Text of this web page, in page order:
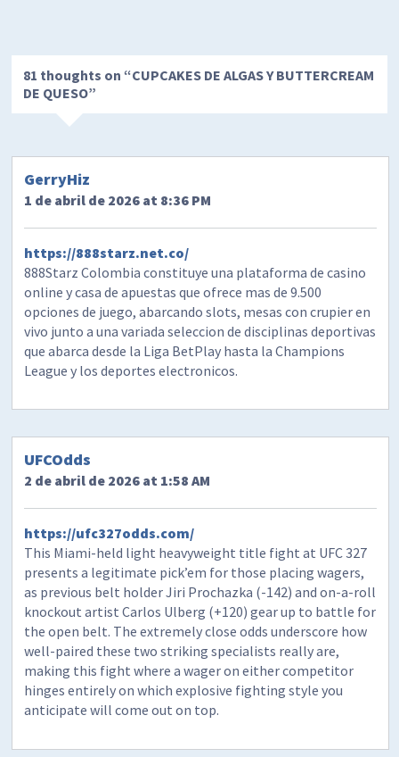
81 thoughts on “CUPCAKES DE ALGAS Y BUTTERCREAM
DE QUESO”
GerryHiz
1 de abril de 2026 at 8:36 PM
https://888starz.net.co/
888Starz Colombia constituye una plataforma de casino
online y casa de apuestas que ofrece mas de 9.500
opciones de juego, abarcando slots, mesas con crupier en
vivo junto a una variada seleccion de disciplinas deportivas
que abarca desde la Liga BetPlay hasta la Champions
League y los deportes electronicos.
UFCOdds
2 de abril de 2026 at 1:58 AM
https://ufc327odds.com/
This Miami-held light heavyweight title fight at UFC 327
presents a legitimate pick’em for those placing wagers,
as previous belt holder Jiri Prochazka (-142) and on-a-roll
knockout artist Carlos Ulberg (+120) gear up to battle for
the open belt. The extremely close odds underscore how
well-paired these two striking specialists really are,
making this fight where a wager on either competitor
hinges entirely on which explosive fighting style you
anticipate will come out on top.